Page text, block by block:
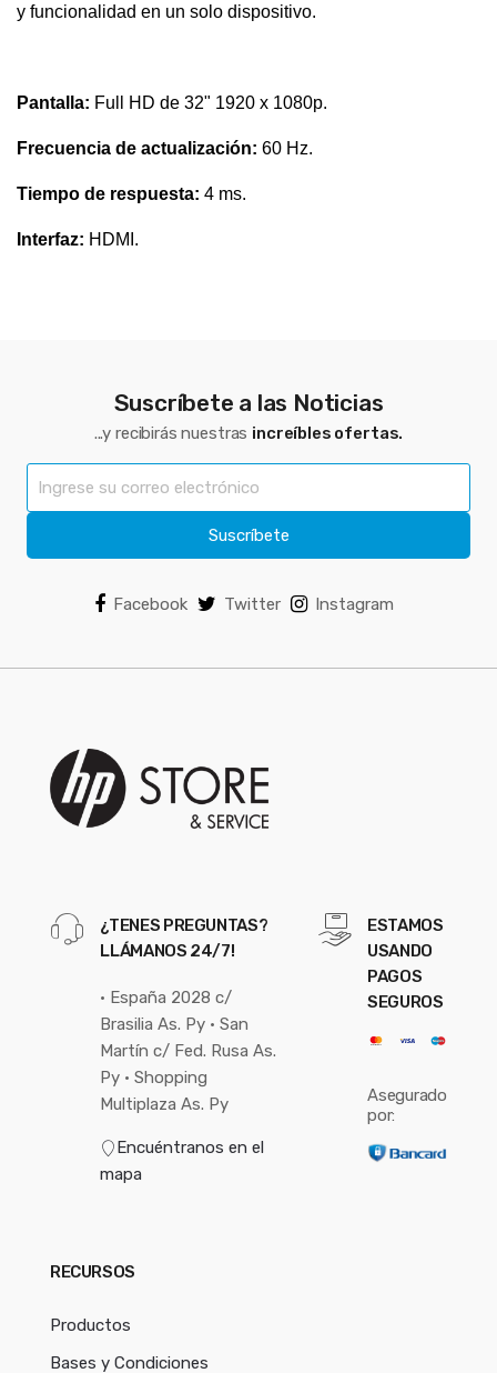
y funcionalidad en un solo dispositivo.
Pantalla: Full HD de 32" 1920 x 1080p.
Frecuencia de actualización: 60 Hz.
Tiempo de respuesta: 4 ms.
Interfaz: HDMI.
Suscríbete a las Noticias
...y recibirás nuestras increíbles ofertas.
Suscríbete
Facebook Twitter Instagram
¿TENES PREGUNTAS?
LLÁMANOS 24/7!
• España 2028 c/
Brasilia As. Py • San
Martín c/ Fed. Rusa As.
Py • Shopping
Multiplaza As. Py
Encuéntranos en el
mapa
ESTAMOS
USANDO
PAGOS
SEGUROS
Asegurado
por:
RECURSOS
Productos
Bases y Condiciones